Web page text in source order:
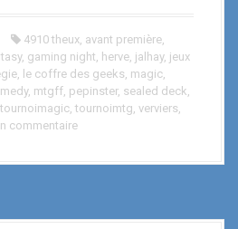
4910 theux, avant première,
, gaming night, herve, jalhay, jeux
, le coffre des geeks, magic,
, mtgff, pepinster, sealed deck,
tournoimagic, tournoimtg, verviers,
commentaire